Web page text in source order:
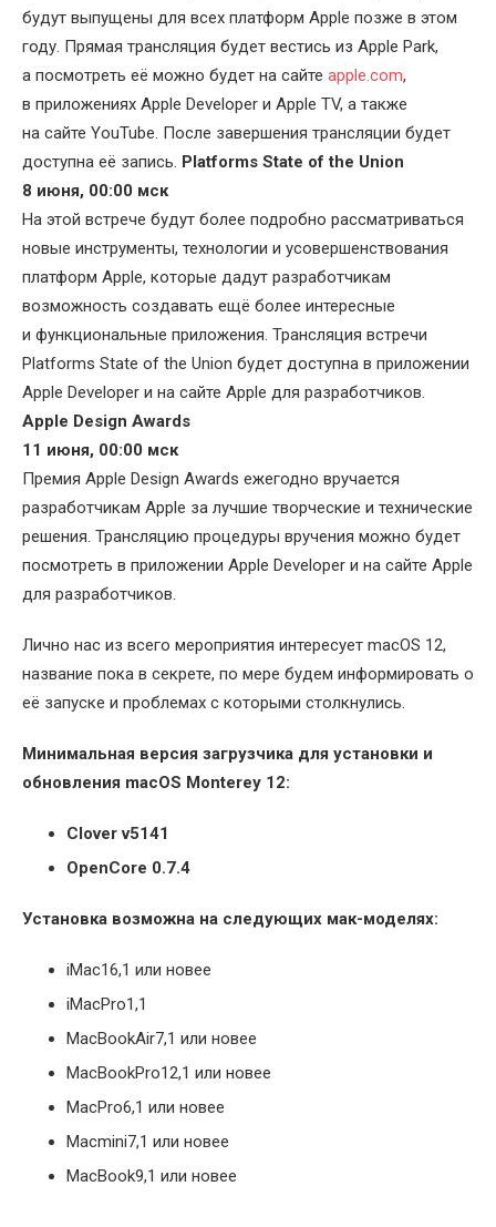
будут выпущены для всех платформ Apple позже в этом
году. Прямая трансляция будет вестись из Apple Park,
а посмотреть её можно будет на сайте apple.com,
в приложениях Apple Developer и Apple TV, а также
на сайте YouTube. После завершения трансляции будет
доступна её запись. Platforms State of the Union
8 июня, 00:00 мск
На этой встрече будут более подробно рассматриваться
новые инструменты, технологии и усовершенствования
платформ Apple, которые дадут разработчикам
возможность создавать ещё более интересные
и функциональные приложения. Трансляция встречи
Platforms State of the Union будет доступна в приложении
Apple Developer и на сайте Apple для разработчиков.
Apple Design Awards
11 июня, 00:00 мск
Премия Apple Design Awards ежегодно вручается
разработчикам Apple за лучшие творческие и технические
решения. Трансляцию процедуры вручения можно будет
посмотреть в приложении Apple Developer и на сайте Apple
для разработчиков.
Лично нас из всего мероприятия интересует macOS 12,
название пока в секрете, по мере будем информировать о
её запуске и проблемах с которыми столкнулись.
Минимальная версия загрузчика для установки и
обновления macOS Monterey 12:
Clover v5141
OpenCore 0.7.4
Установка возможна на следующих мак-моделях:
iMac16,1 или новее
iMacPro1,1
MacBookAir7,1 или новее
MacBookPro12,1 или новее
MacPro6,1 или новее
Macmini7,1 или новее
MacBook9,1 или новее